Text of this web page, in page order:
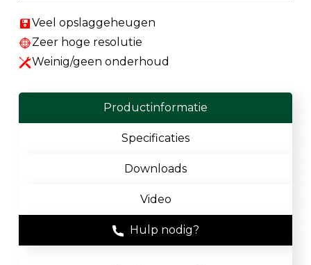
Veel opslaggeheugen
Zeer hoge resolutie
Weinig/geen onderhoud
Productinformatie
Specificaties
Downloads
Video
Hulp nodig?